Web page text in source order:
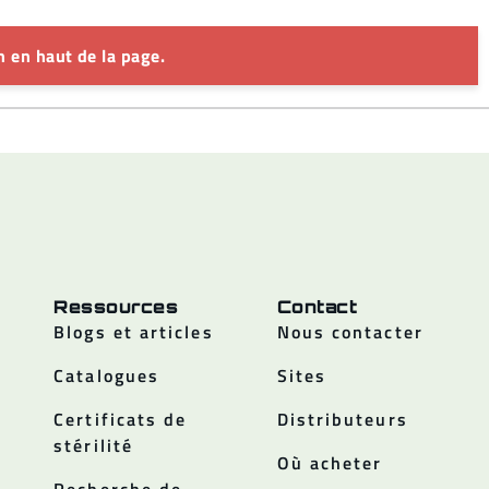
haut de la page.
Ressources
Blogs et articles
Catalogues
Certificats de
stérilité
Contact
Nous contacter
Sites
Distributeurs
Où acheter